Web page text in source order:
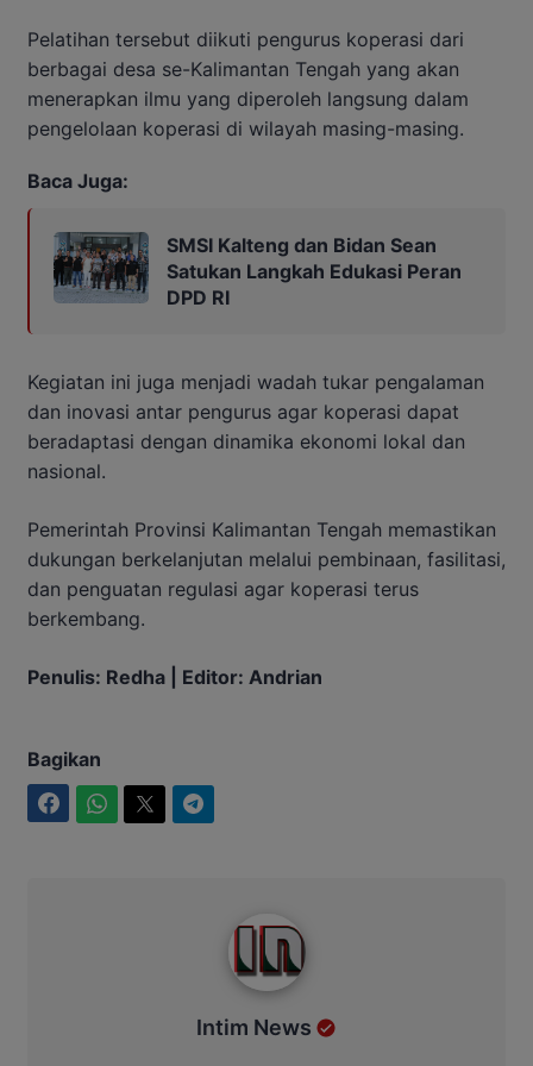
Pelatihan tersebut diikuti pengurus koperasi dari
berbagai desa se-Kalimantan Tengah yang akan
menerapkan ilmu yang diperoleh langsung dalam
pengelolaan koperasi di wilayah masing-masing.
Baca Juga:
SMSI Kalteng dan Bidan Sean
Satukan Langkah Edukasi Peran
DPD RI
Kegiatan ini juga menjadi wadah tukar pengalaman
dan inovasi antar pengurus agar koperasi dapat
beradaptasi dengan dinamika ekonomi lokal dan
nasional.
Pemerintah Provinsi Kalimantan Tengah memastikan
dukungan berkelanjutan melalui pembinaan, fasilitasi,
dan penguatan regulasi agar koperasi terus
berkembang.
Penulis: Redha | Editor: Andrian
Bagikan
Intim News